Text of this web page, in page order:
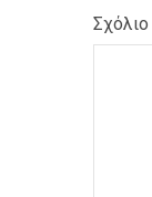
Σχόλιο